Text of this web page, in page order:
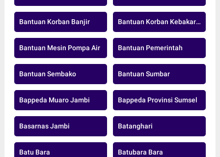
Bantuan Korban Banjir Bantuan Korban Kebakaran
Bantuan Mesin Pompa Air Bantuan Pemerintah
Bantuan Sembako Bantuan Sumbar
Bappeda Muaro Jambi Bappeda Provinsi Sumsel
Basarnas Jambi Batanghari
Batu Bara Batubara Bara